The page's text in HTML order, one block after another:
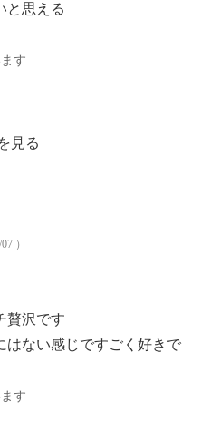
と思える
す
見る
）
贅沢です
はない感じですごく好きで
す